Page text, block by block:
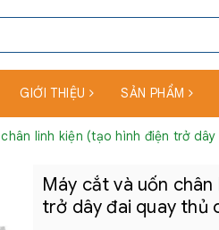
GIỚI THIỆU SẢN PHẨM
linh kiện (tạo hình điện trở
Máy cắt và uốn chân
trở dây đai quay thủ